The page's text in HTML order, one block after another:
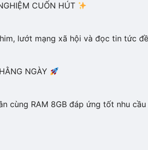
CUỐN HÚT
lướt mạng xã hội và đọc tin tức
NGÀY
cùng RAM 8GB đáp ứng tốt nhu